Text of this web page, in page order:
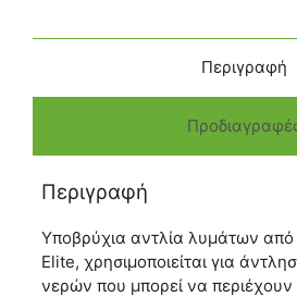
Περιγραφή
Περιγραφή
Υποβρύχια αντλία λυμάτων
Elite, χρησιμοποιείται για
νερών που μπορεί να περιέχουν